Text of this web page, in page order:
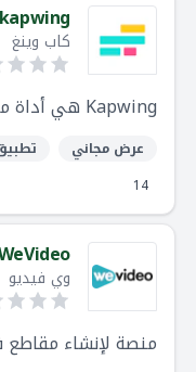
kapwing
كاب وينغ
Kapwing هي أداة متاحة عبر متصفح الإنترنت، تساعد أي شخص في إنشاء وتحرير محتوى فيديو بصورة إحترافية.
عرض مجاني
14
وي فيديو
منصة لإنشاء مقاطع